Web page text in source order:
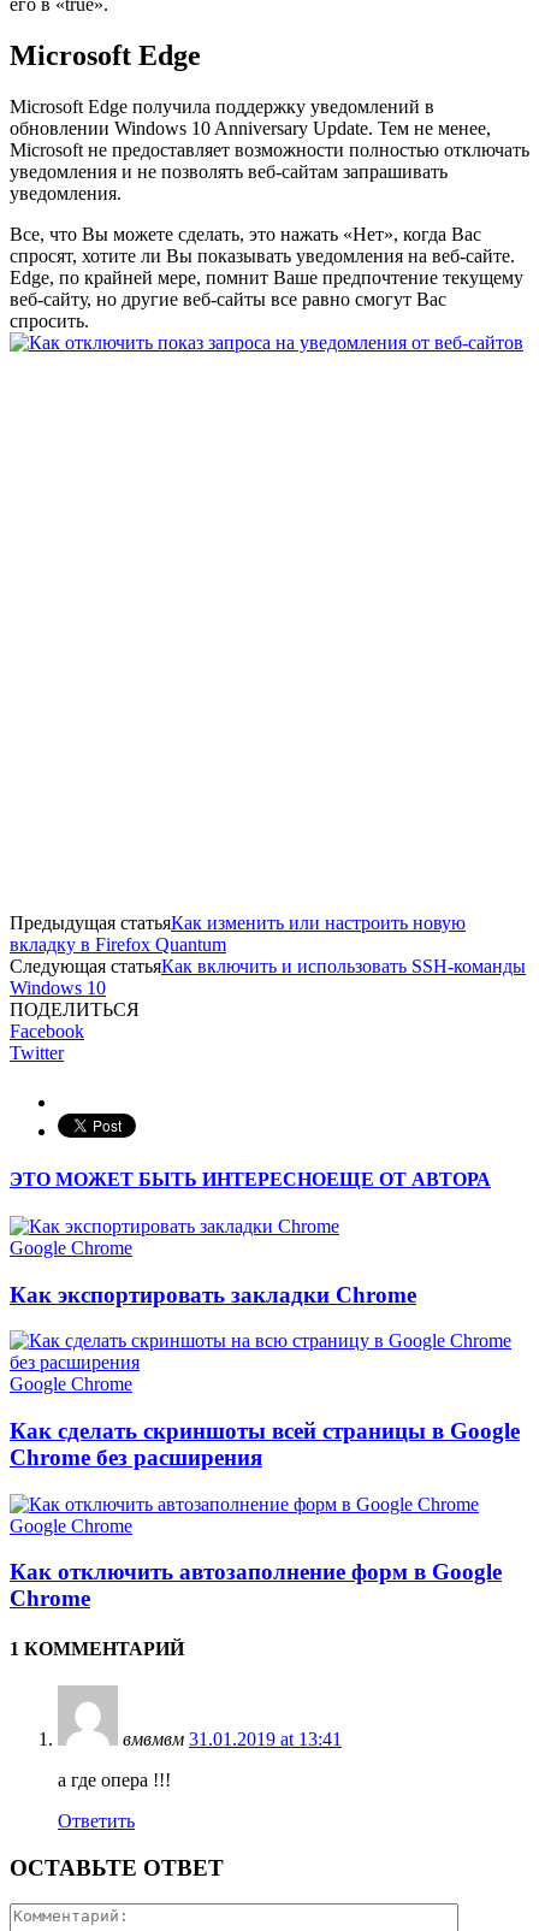
его в «true».
Microsoft Edge
Microsoft Edge получила поддержку уведомлений в
обновлении Windows 10 Anniversary Update. Тем не менее,
Microsoft не предоставляет возможности полностью отключать
уведомления и не позволять веб-сайтам запрашивать
уведомления.
Все, что Вы можете сделать, это нажать «Нет», когда Вас
спросят, хотите ли Вы показывать уведомления на веб-сайте.
Edge, по крайней мере, помнит Ваше предпочтение текущему
веб-сайту, но другие веб-сайты все равно смогут Вас
спросить.
Предыдущая статьяКак изменить или настроить новую
вкладку в Firefox Quantum
Следующая статьяКак включить и использовать SSH-команды
Windows 10
ПОДЕЛИТЬСЯ
Facebook
Twitter
ЭТО МОЖЕТ БЫТЬ ИНТЕРЕСНОЕЩЕ ОТ АВТОРА
Google Chrome
Как экспортировать закладки Chrome
Google Chrome
Как сделать скриншоты всей страницы в Google
Chrome без расширения
Google Chrome
Как отключить автозаполнение форм в Google
Chrome
1 КОММЕНТАРИЙ
вмвмвм 31.01.2019 at 13:41
а где опера !!!
Ответить
ОСТАВЬТЕ ОТВЕТ